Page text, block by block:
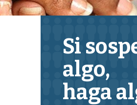
Si
algo,
haga